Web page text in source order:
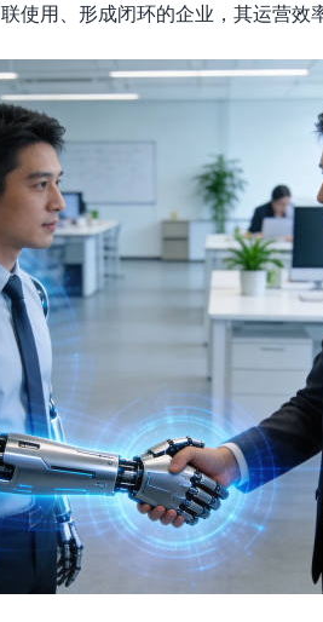
使用、形成闭环的企业，其运营效